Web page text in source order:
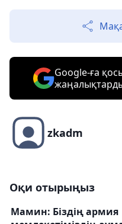
Google-ға
zkadm
Оқи отырыңыз
Мамин: Біздің армия